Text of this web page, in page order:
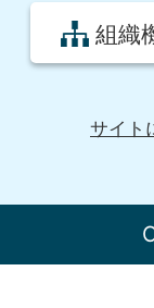
組織
サイト